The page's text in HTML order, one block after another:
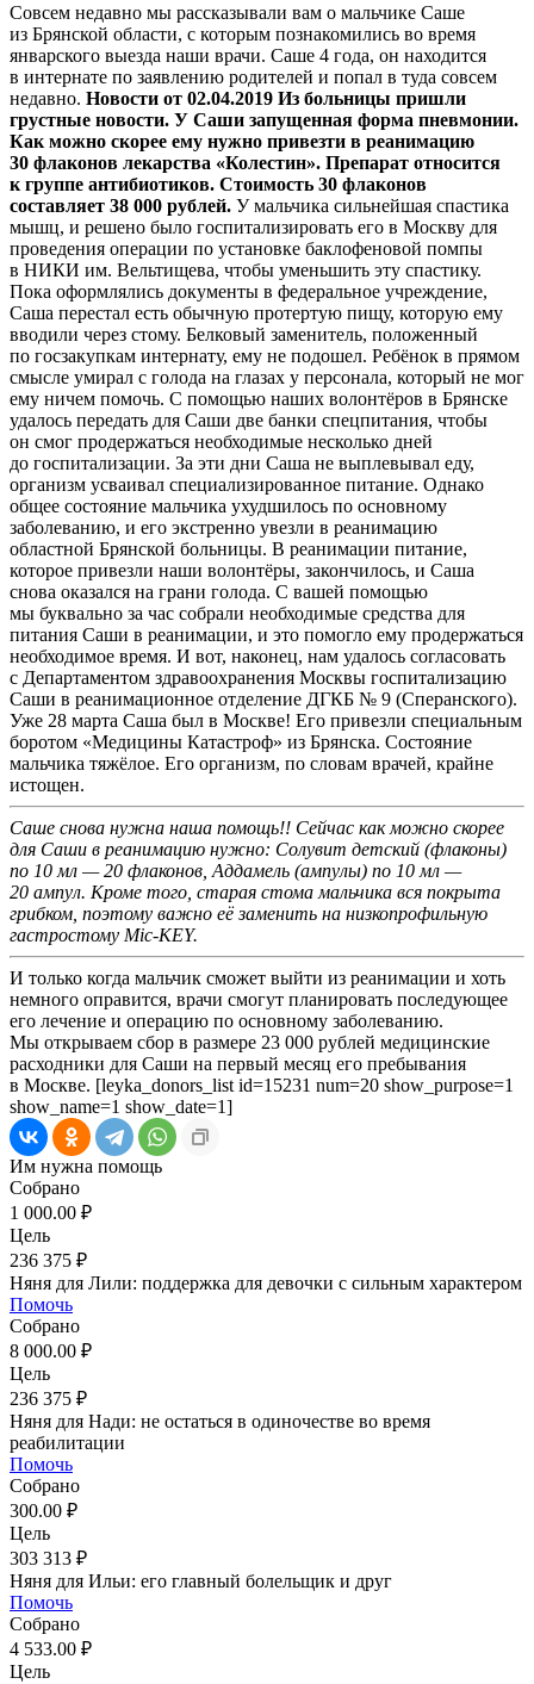
Совсем недавно мы рассказывали вам о мальчике Саше
из Брянской области, с которым познакомились во время
январского выезда наши врачи. Саше 4 года, он находится
в интернате по заявлению родителей и попал в туда совсем
недавно. Новости от 02.04.2019 Из больницы пришли
грустные новости. У Саши запущенная форма пневмонии.
Как можно скорее ему нужно привезти в реанимацию
30 флаконов лекарства «Колестин». Препарат относится
к группе антибиотиков. Стоимость 30 флаконов
составляет 38 000 рублей. У мальчика сильнейшая спастика
мышц, и решено было госпитализировать его в Москву для
проведения операции по установке баклофеновой помпы
в НИКИ им. Вельтищева, чтобы уменьшить эту спастику.
Пока оформлялись документы в федеральное учреждение,
Саша перестал есть обычную протертую пищу, которую ему
вводили через стому. Белковый заменитель, положенный
по госзакупкам интернату, ему не подошел. Ребёнок в прямом
смысле умирал с голода на глазах у персонала, который не мог
ему ничем помочь. С помощью наших волонтёров в Брянске
удалось передать для Саши две банки спецпитания, чтобы
он смог продержаться необходимые несколько дней
до госпитализации. За эти дни Саша не выплевывал еду,
организм усваивал специализированное питание. Однако
общее состояние мальчика ухудшилось по основному
заболеванию, и его экстренно увезли в реанимацию
областной Брянской больницы. В реанимации питание,
которое привезли наши волонтёры, закончилось, и Саша
снова оказался на грани голода. С вашей помощью
мы буквально за час собрали необходимые средства для
питания Саши в реанимации, и это помогло ему продержаться
необходимое время. И вот, наконец, нам удалось согласовать
с Департаментом здравоохранения Москвы госпитализацию
Саши в реанимационное отделение ДГКБ № 9 (Сперанского).
Уже 28 марта Саша был в Москве! Его привезли специальным
боротом «Медицины Катастроф» из Брянска. Состояние
мальчика тяжёлое. Его организм, по словам врачей, крайне
истощен.
Саше снова нужна наша помощь!! Сейчас как можно скорее
для Саши в реанимацию нужно: Солувит детский (флаконы)
по 10 мл — 20 флаконов, Аддамель (ампулы) по 10 мл —
20 ампул. Кроме того, старая стома мальчика вся покрыта
грибком, поэтому важно её заменить на низкопрофильную
гастростому Mic-KEY.
И только когда мальчик сможет выйти из реанимации и хоть
немного оправится, врачи смогут планировать последующее
его лечение и операцию по основному заболеванию.
Мы открываем сбор в размере 23 000 рублей медицинские
расходники для Саши на первый месяц его пребывания
в Москве. [leyka_donors_list id=15231 num=20 show_purpose=1
show_name=1 show_date=1]
Им нужна помощь
Собрано
1 000.00 ₽
Цель
236 375 ₽
Няня для Лили: поддержка для девочки с сильным характером
Помочь
Собрано
8 000.00 ₽
Цель
236 375 ₽
Няня для Нади: не остаться в одиночестве во время
реабилитации
Помочь
Собрано
300.00 ₽
Цель
303 313 ₽
Няня для Ильи: его главный болельщик и друг
Помочь
Собрано
4 533.00 ₽
Цель